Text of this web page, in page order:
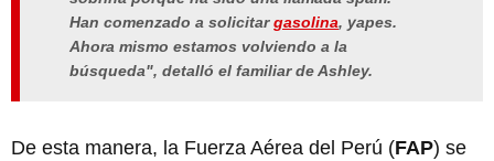
Han comenzado a solicitargasolina, yapes.
Ahora mismo estamos volviendo a la
búsqueda", detalló el familiar de Ashley.
De esta manera, la Fuerza Aérea del Perú (FAP) se